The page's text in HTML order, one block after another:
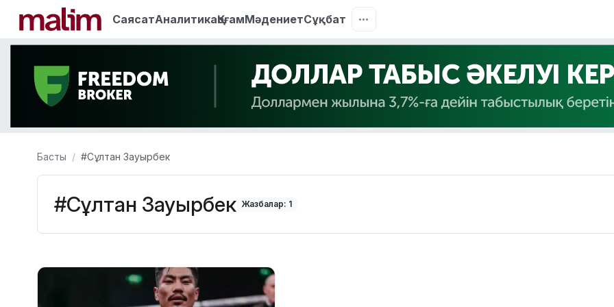
СаясатАналитикаҚоғамМәдениетСұқбат
Басты #Сұлтан Зауырбек
#Сұлтан Зауырбек Жазбалар: 1